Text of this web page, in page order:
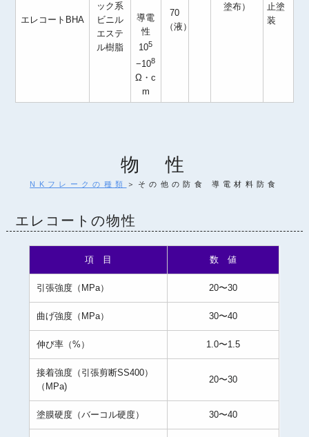
塗布）
止塗
装
エレコートBHA
ック系
ビニル
エステ
ル樹脂
導電
性
105
−108
Ω・c
m
70
（液）
物 性
NKフレークの種類 ＞その他の防食 導電材料防食
エレコートの物性
項 目 数 値
引張強度（MPa） 20〜30
曲げ強度（MPa） 30〜40
伸び率（%） 1.0〜1.5
接着強度（引張剪断SS400）
（MPa)
20〜30
塗膜硬度（バーコル硬度） 30〜40